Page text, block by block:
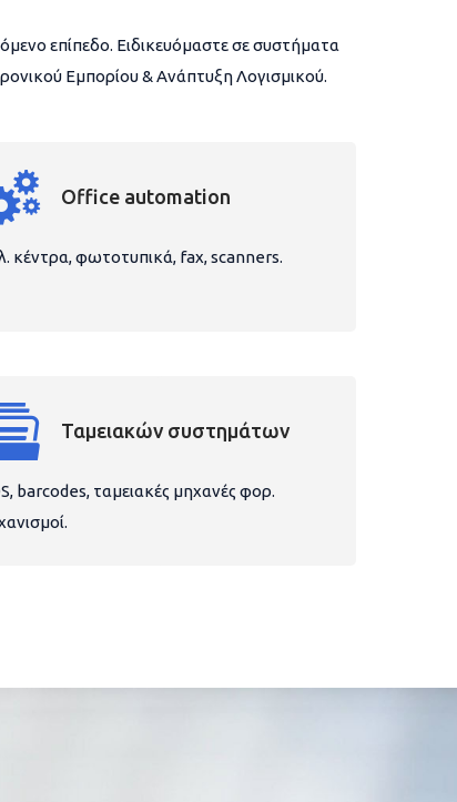
επίπεδο. Ειδικευόμαστε σε συστήματα
Εμπορίου & Ανάπτυξη Λογισμικού.
Office automation
κέντρα, φωτοτυπικά, fax, scanners.
Ταμειακών συστημάτων
barcodes, ταμειακές μηχανές φορ.